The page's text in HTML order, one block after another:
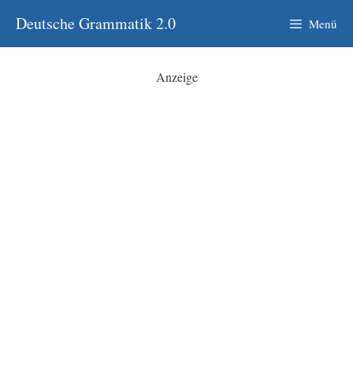
Inhalt
springen
Deutsche Grammatik 2.0 Menü
Anzeige